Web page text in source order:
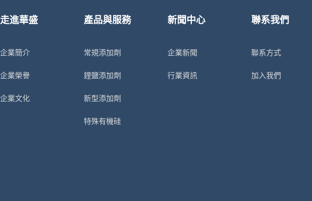
走進華盛
企業簡介
企業榮譽
企業文化
產品與服務
常規添加劑
鋰鹽添加劑
新型添加劑
特殊有機硅
新聞中心
企業新聞
行業資訊
聯系我們
聯系方式
加入我們